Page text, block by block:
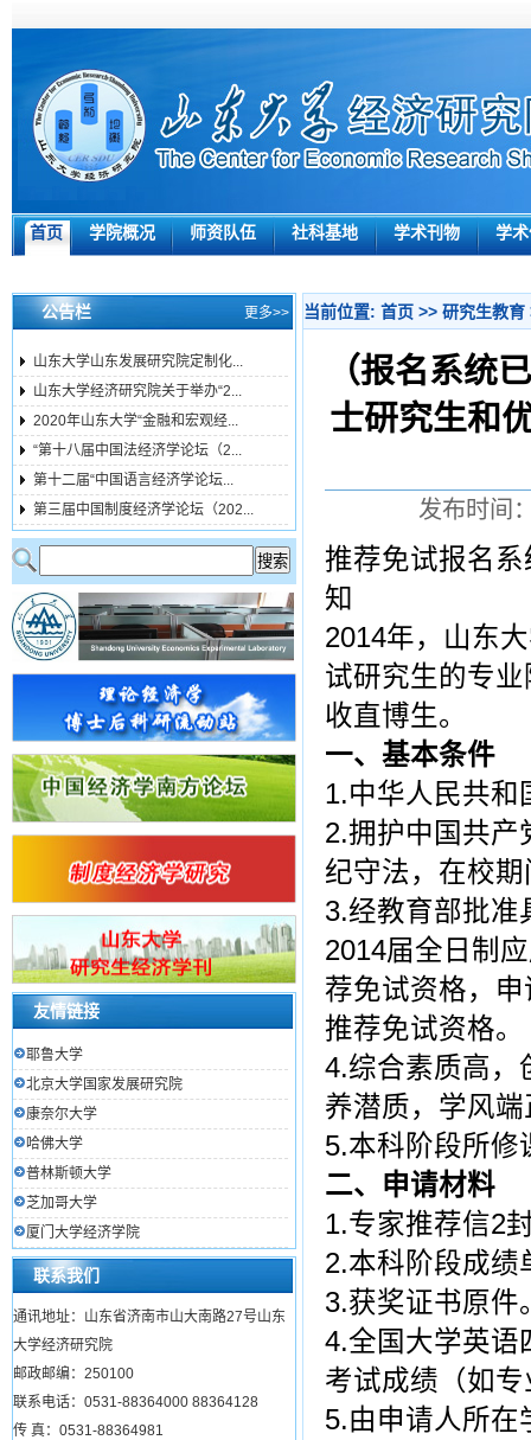
首页 学院概况 师资队伍 社科基地 学术刊物 学
公告栏 更多>>
山东大学山东发展研究院定制化...
山东大学经济研究院关于举办“2...
2020年山东大学“金融和宏观经...
“第十八届中国法经济学论坛（2...
第十二届“中国语言经济学论坛...
第三届中国制度经济学论坛（202...
友情链接
耶鲁大学
北京大学国家发展研究院
康奈尔大学
哈佛大学
普林斯顿大学
芝加哥大学
厦门大学经济学院
联系我们
通讯地址：山东省济南市山大南路27号山东
大学经济研究院
邮政邮编：250100
联系电话：0531-88364000 88364128
传 真：0531-88364981
当前位置: 首页 >> 研究生教育
（报名系统
士研究生和
发布时间
推荐免试报名
知
2014年，山东
试研究生的专
收直博生。
一、基本条件
1.中华人民共和
2.拥护中国共产
纪守法，在校
3.经教育部批准
2014届全日制
荐免试资格，
推荐免试资格。
4.综合素质高，
养潜质，学风端
5.本科阶段所修
二、申请材料
1.专家推荐信2
2.本科阶段成绩
3.获奖证书原件
4.全国大学英语
考试成绩（如
5.由申请人所在